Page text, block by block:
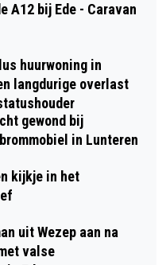
A12 bij Ede - Caravan
huurwoning in
langdurige overlast
gewond bij
in Lunteren
kijkje in het
uit Wezep aan na
valse